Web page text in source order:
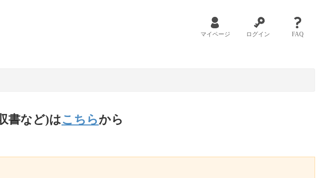
マイページ ログイン FAQ
書など)はこちらから